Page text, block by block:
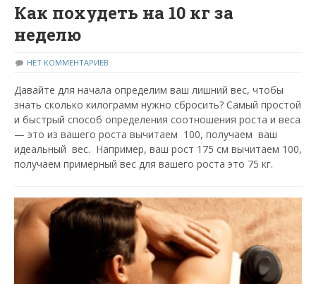
Как похудеть на 10 кг за
неделю
НЕТ КОММЕНТАРИЕВ
Давайте для начала определим ваш лишний вес, чтобы
знать сколько килограмм нужно сбросить? Самый простой
и быстрый способ определения соотношения роста и веса
— это из вашего роста вычитаем 100, получаем ваш
идеальный вес. Например, ваш рост 175 см вычитаем 100,
получаем примерный вес для вашего роста это 75 кг.